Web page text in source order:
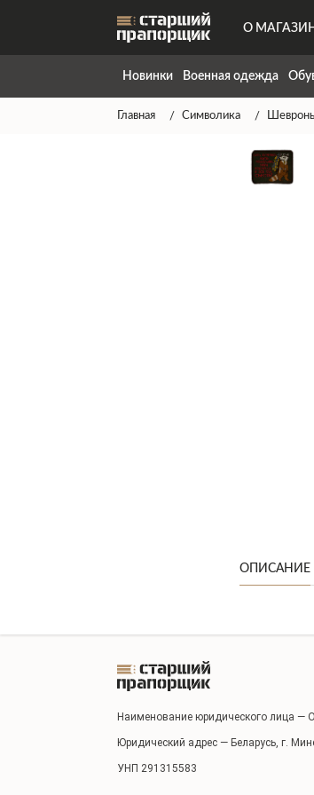
О
ДОСТАВКА
КОНТАКТЫ
ТАБЛИЦА
Новинки Военная одежда
Главная Символика
ОПИСАНИЕ
Наименование юридического лица —
Юридический адрес — Беларусь, г.
УНП 291315583